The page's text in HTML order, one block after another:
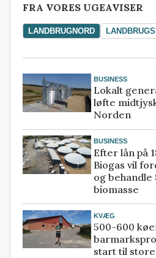
FRA VORES UGEAVISER
LANDBRUGNORD
BUSINESS
Lokalt
løfte
Norden
BUSINESS
Efter lån på
Biogas vil
og behandle
biomasse
KVÆG
500-600
start til